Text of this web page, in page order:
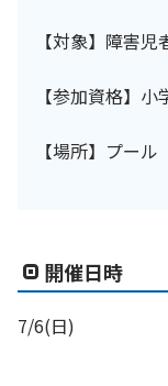
【対象】障害児
【参加資格】
【場所】プール
開催日時
7/6(日)